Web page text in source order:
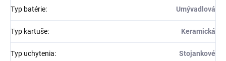
Typ batérie: Umývadlová
Typ kartuše: Keramická
Typ uchytenia: Stojankové